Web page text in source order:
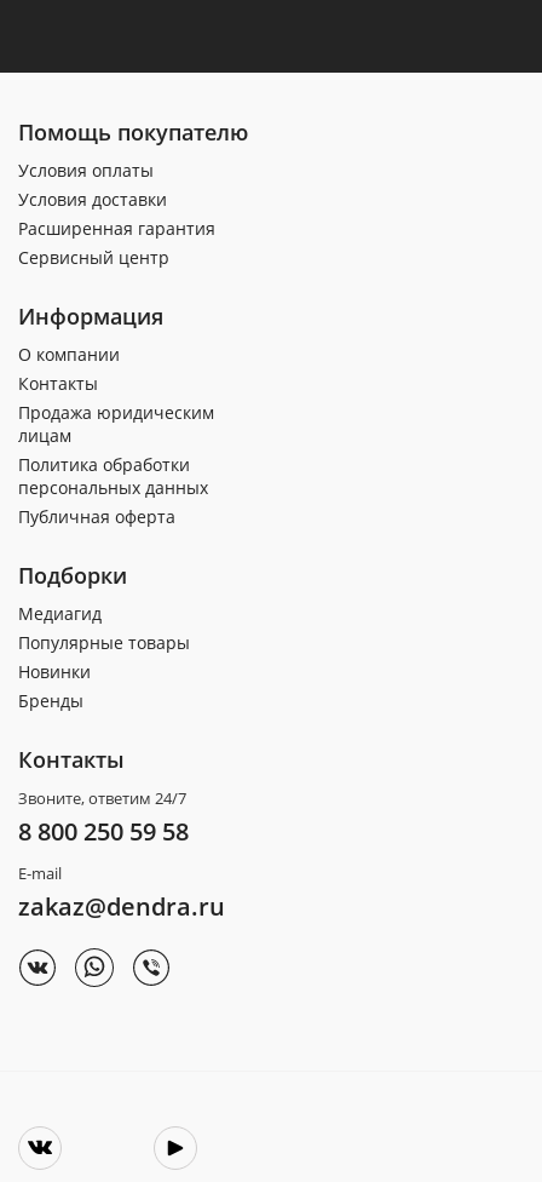
Помощь покупателю
Условия оплаты
Условия доставки
Расширенная гарантия
Сервисный центр
Информация
О компании
Контакты
Продажа юридическим
лицам
Политика обработки
персональных данных
Публичная оферта
Подборки
Медиагид
Популярные товары
Новинки
Бренды
Контакты
Звоните, ответим 24/7
8 800 250 59 58
E-mail
zakaz@dendra.ru